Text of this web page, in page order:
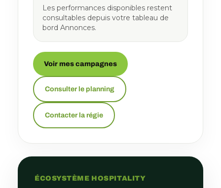
Les performances disponibles restent
consultables depuis votre tableau de
bord Annonces.
Voir mes campagnes
Consulter le planning
Contacter la régie
ÉCOSYSTÈME HOSPITALITY